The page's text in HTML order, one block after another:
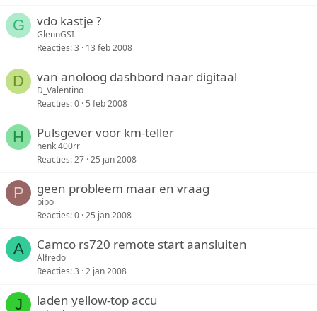
G vdo kastje ?
GlennGSI
Reacties 3 13 feb 2008
D van anoloog dashbord naar digitaal
D_Valentino
Reacties 0 5 feb 2008
H Pulsgever voor km-teller
henk 400rr
Reacties 27 25 jan 2008
P geen probleem maar en vraag
pipo
Reacties 0 25 jan 2008
A Camco rs720 remote start aansluiten
Alfredo
Reacties 3 2 jan 2008
J laden yellow-top accu